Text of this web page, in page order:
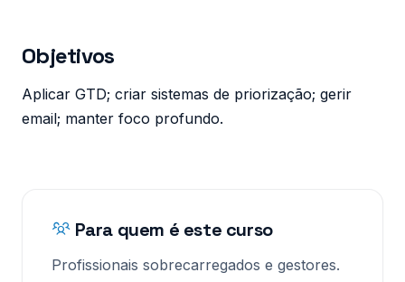
Objetivos
Aplicar GTD; criar sistemas de priorização; gerir
email; manter foco profundo.
Para quem é este curso
Profissionais sobrecarregados e gestores.